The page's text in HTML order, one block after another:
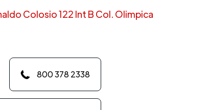
Colosio 122 Int B Col. Olimpica
800 378 2338